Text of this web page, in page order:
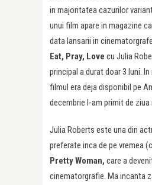
in majoritatea cazurilor
unui film apare in magazine
data lansarii in
Eat, Pray, Love cu Julia
principal a durat doar 3 luni.
filmul era deja disponibil pe
decembrie l-am primit de ziua
Julia Roberts este una din
preferate inca de pe vremea
Pretty Woman, care a
cinematorgrafie. Ma incanta